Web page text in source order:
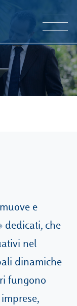
EN
e
dedicati, che
nel
dinamiche
fungono